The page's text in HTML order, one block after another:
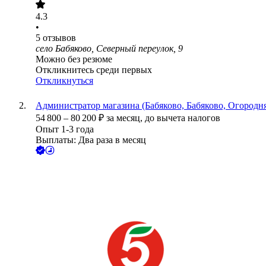
4.3
•
5 отзывов
село Бабяково, Северный переулок, 9
Можно без резюме
Откликнитесь среди первых
Откликнуться
Администратор магазина (Бабяково, Бабяково,
54 800 – 80 200 ₽ за месяц, до вычета налогов
Опыт 1-3 года
Выплаты: Два раза в месяц